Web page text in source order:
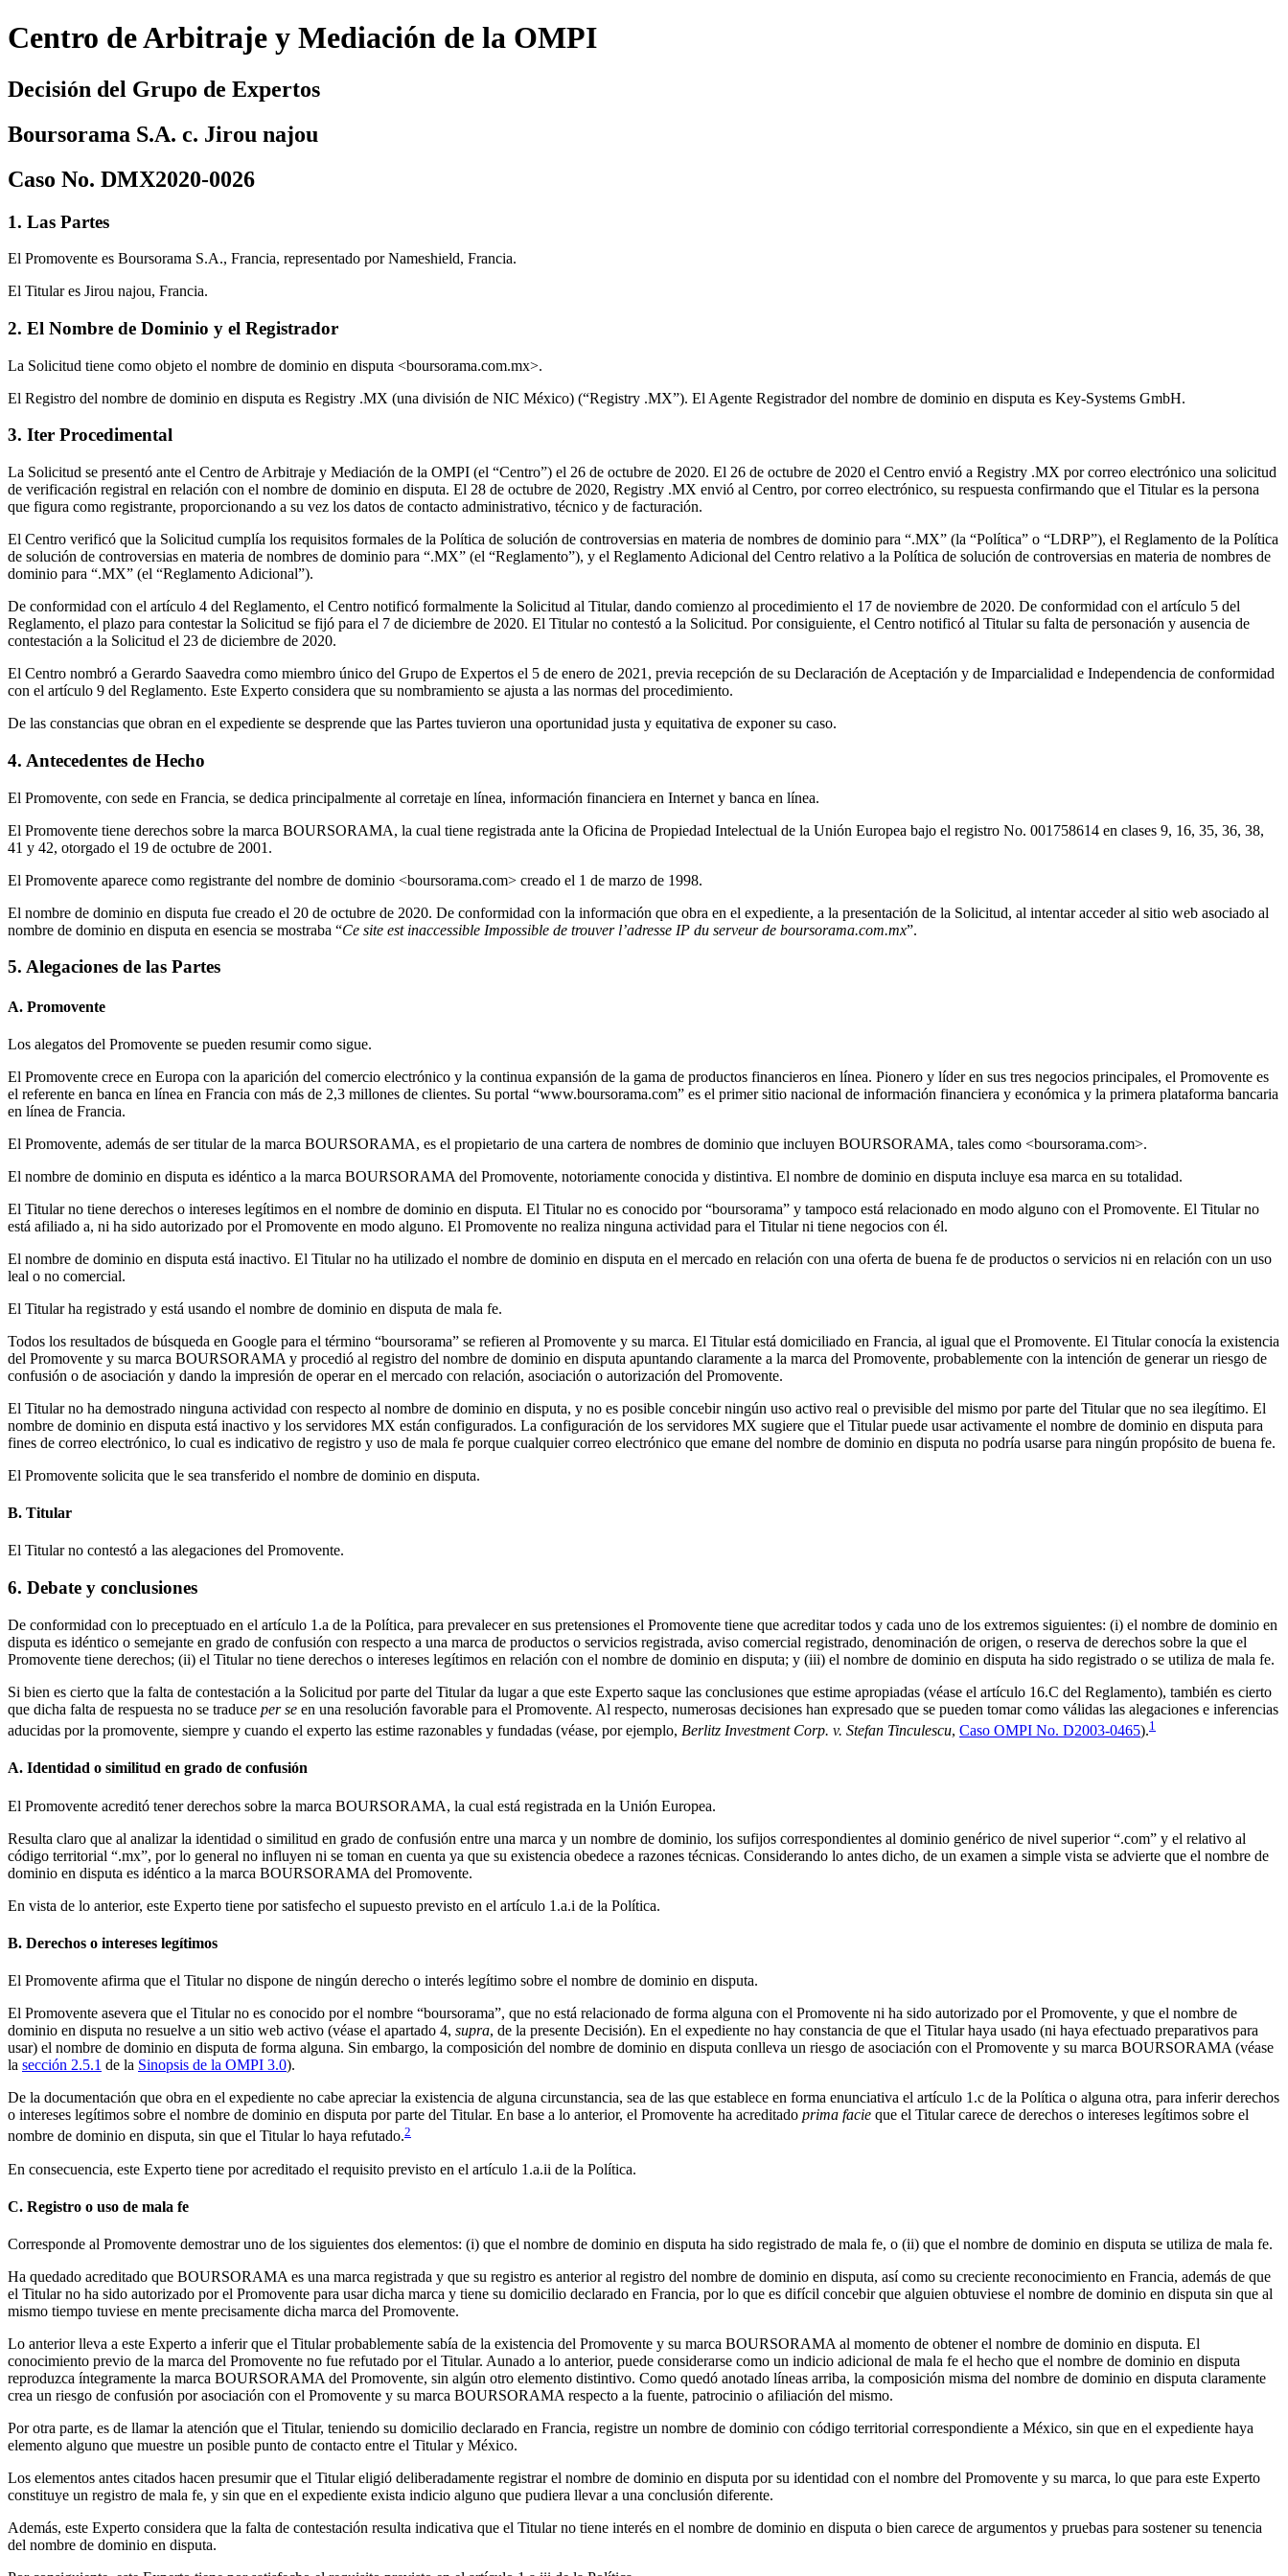
Centro de Arbitraje y Mediación de la OMPI
Decisión del Grupo de Expertos
Boursorama S.A. c. Jirou najou
Caso No. DMX2020-0026
1. Las Partes
El Promovente es Boursorama S.A., Francia, representado por Nameshield, Francia.
El Titular es Jirou najou, Francia.
2. El Nombre de Dominio y el Registrador
La Solicitud tiene como objeto el nombre de dominio en disputa <boursorama.com.mx>.
El Registro del nombre de dominio en disputa es Registry .MX (una división de NIC México) (“Registry .MX”). El Agente Registrador del nombre de dominio en disputa es Key-Systems GmbH.
3. Iter Procedimental
La Solicitud se presentó ante el Centro de Arbitraje y Mediación de la OMPI (el “Centro”) el 26 de octubre de 2020. El 26 de octubre de 2020 el Centro envió a Registry .MX por correo electrónico una solicitud
de verificación registral en relación con el nombre de dominio en disputa. El 28 de octubre de 2020, Registry .MX envió al Centro, por correo electrónico, su respuesta confirmando que el Titular es la persona
que figura como registrante, proporcionando a su vez los datos de contacto administrativo, técnico y de facturación.
El Centro verificó que la Solicitud cumplía los requisitos formales de la Política de solución de controversias en materia de nombres de dominio para “.MX” (la “Política” o “LDRP”), el Reglamento de la Política
de solución de controversias en materia de nombres de dominio para “.MX” (el “Reglamento”), y el Reglamento Adicional del Centro relativo a la Política de solución de controversias en materia de nombres de
dominio para “.MX” (el “Reglamento Adicional”).
De conformidad con el artículo 4 del Reglamento, el Centro notificó formalmente la Solicitud al Titular, dando comienzo al procedimiento el 17 de noviembre de 2020. De conformidad con el artículo 5 del
Reglamento, el plazo para contestar la Solicitud se fijó para el 7 de diciembre de 2020. El Titular no contestó a la Solicitud. Por consiguiente, el Centro notificó al Titular su falta de personación y ausencia de
contestación a la Solicitud el 23 de diciembre de 2020.
El Centro nombró a Gerardo Saavedra como miembro único del Grupo de Expertos el 5 de enero de 2021, previa recepción de su Declaración de Aceptación y de Imparcialidad e Independencia de conformidad
con el artículo 9 del Reglamento. Este Experto considera que su nombramiento se ajusta a las normas del procedimiento.
De las constancias que obran en el expediente se desprende que las Partes tuvieron una oportunidad justa y equitativa de exponer su caso.
4. Antecedentes de Hecho
El Promovente, con sede en Francia, se dedica principalmente al corretaje en línea, información financiera en Internet y banca en línea.
El Promovente tiene derechos sobre la marca BOURSORAMA, la cual tiene registrada ante la Oficina de Propiedad Intelectual de la Unión Europea bajo el registro No. 001758614 en clases 9, 16, 35, 36, 38,
41 y 42, otorgado el 19 de octubre de 2001.
El Promovente aparece como registrante del nombre de dominio <boursorama.com> creado el 1 de marzo de 1998.
El nombre de dominio en disputa fue creado el 20 de octubre de 2020. De conformidad con la información que obra en el expediente, a la presentación de la Solicitud, al intentar acceder al sitio web asociado al
nombre de dominio en disputa en esencia se mostraba “Ce site est inaccessible Impossible de trouver l’adresse IP du serveur de boursorama.com.mx”.
5. Alegaciones de las Partes
A. Promovente
Los alegatos del Promovente se pueden resumir como sigue.
El Promovente crece en Europa con la aparición del comercio electrónico y la continua expansión de la gama de productos financieros en línea. Pionero y líder en sus tres negocios principales, el Promovente es
el referente en banca en línea en Francia con más de 2,3 millones de clientes. Su portal “www.boursorama.com” es el primer sitio nacional de información financiera y económica y la primera plataforma bancaria
en línea de Francia.
El Promovente, además de ser titular de la marca BOURSORAMA, es el propietario de una cartera de nombres de dominio que incluyen BOURSORAMA, tales como <boursorama.com>.
El nombre de dominio en disputa es idéntico a la marca BOURSORAMA del Promovente, notoriamente conocida y distintiva. El nombre de dominio en disputa incluye esa marca en su totalidad.
El Titular no tiene derechos o intereses legítimos en el nombre de dominio en disputa. El Titular no es conocido por “boursorama” y tampoco está relacionado en modo alguno con el Promovente. El Titular no
está afiliado a, ni ha sido autorizado por el Promovente en modo alguno. El Promovente no realiza ninguna actividad para el Titular ni tiene negocios con él.
El nombre de dominio en disputa está inactivo. El Titular no ha utilizado el nombre de dominio en disputa en el mercado en relación con una oferta de buena fe de productos o servicios ni en relación con un uso
leal o no comercial.
El Titular ha registrado y está usando el nombre de dominio en disputa de mala fe.
Todos los resultados de búsqueda en Google para el término “boursorama” se refieren al Promovente y su marca. El Titular está domiciliado en Francia, al igual que el Promovente. El Titular conocía la existencia
del Promovente y su marca BOURSORAMA y procedió al registro del nombre de dominio en disputa apuntando claramente a la marca del Promovente, probablemente con la intención de generar un riesgo de
confusión o de asociación y dando la impresión de operar en el mercado con relación, asociación o autorización del Promovente.
El Titular no ha demostrado ninguna actividad con respecto al nombre de dominio en disputa, y no es posible concebir ningún uso activo real o previsible del mismo por parte del Titular que no sea ilegítimo. El
nombre de dominio en disputa está inactivo y los servidores MX están configurados. La configuración de los servidores MX sugiere que el Titular puede usar activamente el nombre de dominio en disputa para
fines de correo electrónico, lo cual es indicativo de registro y uso de mala fe porque cualquier correo electrónico que emane del nombre de dominio en disputa no podría usarse para ningún propósito de buena fe.
El Promovente solicita que le sea transferido el nombre de dominio en disputa.
B. Titular
El Titular no contestó a las alegaciones del Promovente.
6. Debate y conclusiones
De conformidad con lo preceptuado en el artículo 1.a de la Política, para prevalecer en sus pretensiones el Promovente tiene que acreditar todos y cada uno de los extremos siguientes: (i) el nombre de dominio en
disputa es idéntico o semejante en grado de confusión con respecto a una marca de productos o servicios registrada, aviso comercial registrado, denominación de origen, o reserva de derechos sobre la que el
Promovente tiene derechos; (ii) el Titular no tiene derechos o intereses legítimos en relación con el nombre de dominio en disputa; y (iii) el nombre de dominio en disputa ha sido registrado o se utiliza de mala fe.
Si bien es cierto que la falta de contestación a la Solicitud por parte del Titular da lugar a que este Experto saque las conclusiones que estime apropiadas (véase el artículo 16.C del Reglamento), también es cierto
que dicha falta de respuesta no se traduce per se en una resolución favorable para el Promovente. Al respecto, numerosas decisiones han expresado que se pueden tomar como válidas las alegaciones e inferencias
aducidas por la promovente, siempre y cuando el experto las estime razonables y fundadas (véase, por ejemplo, Berlitz Investment Corp. v. Stefan Tinculescu, Caso OMPI No. D2003-0465).1
A. Identidad o similitud en grado de confusión
El Promovente acreditó tener derechos sobre la marca BOURSORAMA, la cual está registrada en la Unión Europea.
Resulta claro que al analizar la identidad o similitud en grado de confusión entre una marca y un nombre de dominio, los sufijos correspondientes al dominio genérico de nivel superior “.com” y el relativo al
código territorial “.mx”, por lo general no influyen ni se toman en cuenta ya que su existencia obedece a razones técnicas. Considerando lo antes dicho, de un examen a simple vista se advierte que el nombre de
dominio en disputa es idéntico a la marca BOURSORAMA del Promovente.
En vista de lo anterior, este Experto tiene por satisfecho el supuesto previsto en el artículo 1.a.i de la Política.
B. Derechos o intereses legítimos
El Promovente afirma que el Titular no dispone de ningún derecho o interés legítimo sobre el nombre de dominio en disputa.
El Promovente asevera que el Titular no es conocido por el nombre “boursorama”, que no está relacionado de forma alguna con el Promovente ni ha sido autorizado por el Promovente, y que el nombre de
dominio en disputa no resuelve a un sitio web activo (véase el apartado 4, supra, de la presente Decisión). En el expediente no hay constancia de que el Titular haya usado (ni haya efectuado preparativos para
usar) el nombre de dominio en disputa de forma alguna. Sin embargo, la composición del nombre de dominio en disputa conlleva un riesgo de asociación con el Promovente y su marca BOURSORAMA (véase
la sección 2.5.1 de la Sinopsis de la OMPI 3.0).
De la documentación que obra en el expediente no cabe apreciar la existencia de alguna circunstancia, sea de las que establece en forma enunciativa el artículo 1.c de la Política o alguna otra, para inferir derechos
o intereses legítimos sobre el nombre de dominio en disputa por parte del Titular. En base a lo anterior, el Promovente ha acreditado prima facie que el Titular carece de derechos o intereses legítimos sobre el
nombre de dominio en disputa, sin que el Titular lo haya refutado.2
En consecuencia, este Experto tiene por acreditado el requisito previsto en el artículo 1.a.ii de la Política.
C. Registro o uso de mala fe
Corresponde al Promovente demostrar uno de los siguientes dos elementos: (i) que el nombre de dominio en disputa ha sido registrado de mala fe, o (ii) que el nombre de dominio en disputa se utiliza de mala fe.
Ha quedado acreditado que BOURSORAMA es una marca registrada y que su registro es anterior al registro del nombre de dominio en disputa, así como su creciente reconocimiento en Francia, además de que
el Titular no ha sido autorizado por el Promovente para usar dicha marca y tiene su domicilio declarado en Francia, por lo que es difícil concebir que alguien obtuviese el nombre de dominio en disputa sin que al
mismo tiempo tuviese en mente precisamente dicha marca del Promovente.
Lo anterior lleva a este Experto a inferir que el Titular probablemente sabía de la existencia del Promovente y su marca BOURSORAMA al momento de obtener el nombre de dominio en disputa. El
conocimiento previo de la marca del Promovente no fue refutado por el Titular. Aunado a lo anterior, puede considerarse como un indicio adicional de mala fe el hecho que el nombre de dominio en disputa
reproduzca íntegramente la marca BOURSORAMA del Promovente, sin algún otro elemento distintivo. Como quedó anotado líneas arriba, la composición misma del nombre de dominio en disputa claramente
crea un riesgo de confusión por asociación con el Promovente y su marca BOURSORAMA respecto a la fuente, patrocinio o afiliación del mismo.
Por otra parte, es de llamar la atención que el Titular, teniendo su domicilio declarado en Francia, registre un nombre de dominio con código territorial correspondiente a México, sin que en el expediente haya
elemento alguno que muestre un posible punto de contacto entre el Titular y México.
Los elementos antes citados hacen presumir que el Titular eligió deliberadamente registrar el nombre de dominio en disputa por su identidad con el nombre del Promovente y su marca, lo que para este Experto
constituye un registro de mala fe, y sin que en el expediente exista indicio alguno que pudiera llevar a una conclusión diferente.
Además, este Experto considera que la falta de contestación resulta indicativa que el Titular no tiene interés en el nombre de dominio en disputa o bien carece de argumentos y pruebas para sostener su tenencia
del nombre de dominio en disputa.